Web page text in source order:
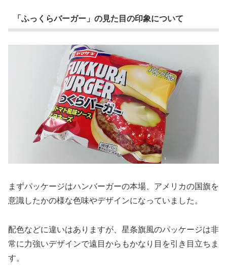
「ふっくらバーガー」の見た目の印象について
まずパッケージはハンバーガーの本場、アメリカの国旗を
意識したかの様な色味やデザインになっていました。
配色などに違いはありますが、星条旗風のパッケージは非
常に力強いデザインで遠目からもかなり目を引き目立ちま
す。